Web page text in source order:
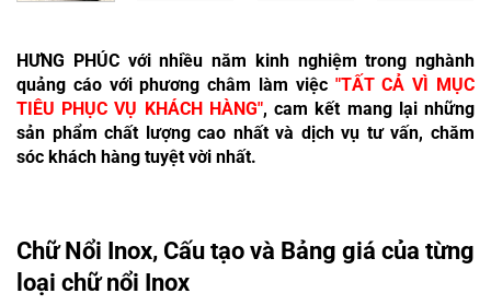
HƯNG PHÚC với nhiều năm kinh nghiệm trong nghành
quảng cáo với phương châm làm việc "TẤT CẢ VÌ MỤC
TIÊU PHỤC VỤ KHÁCH HÀNG", cam kết mang lại những
sản phẩm chất lượng cao nhất và dịch vụ tư vấn, chăm
sóc khách hàng tuyệt vời nhất.
Chữ Nổi Inox, Cấu tạo và Bảng giá của từng
loại chữ nổi Inox